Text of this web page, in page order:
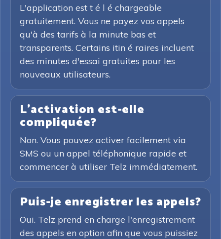
L'application est t é l é chargeable
gratuitement. Vous ne payez vos appels
qu'à des tarifs à la minute bas et
transparents. Certains itin é raires incluent
des minutes d'essai gratuites pour les
nouveaux utilisateurs.
L'activation est-elle
compliquée?
Non. Vous pouvez activer facilement via
SMS ou un appel téléphonique rapide et
commencer à utiliser Telz immédiatement.
Puis-je enregistrer les appels?
Oui. Telz prend en charge l'enregistrement
des appels en option afin que vous puissiez